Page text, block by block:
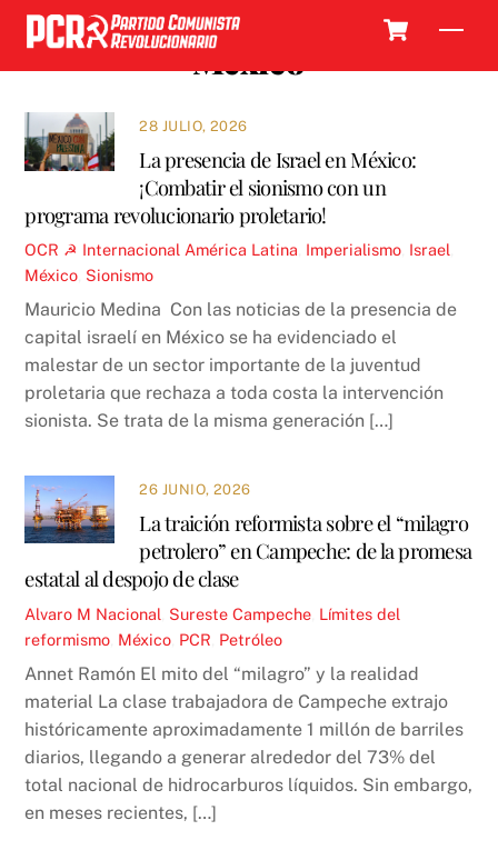
Skip
content
México
28 JULIO, 2026
La presencia de Israel en México:
¡Combatir el sionismo con un
programa revolucionario proletario!
OCR ☭ Internacional América Latina Imperialismo Israel
México Sionismo
Mauricio Medina Con las noticias de la presencia de
capital israelí en México se ha evidenciado el
malestar de un sector importante de la juventud
proletaria que rechaza a toda costa la intervención
sionista. Se trata de la misma generación […]
26 JUNIO, 2026
La traición reformista sobre el “milagro
petrolero” en Campeche: de la promesa
estatal al despojo de clase
Alvaro M Nacional Sureste Campeche Límites del
reformismo México PCR Petróleo
Annet Ramón El mito del “milagro” y la realidad
material La clase trabajadora de Campeche extrajo
históricamente aproximadamente 1 millón de barriles
diarios, llegando a generar alrededor del 73% del
total nacional de hidrocarburos líquidos. Sin embargo,
en meses recientes, […]